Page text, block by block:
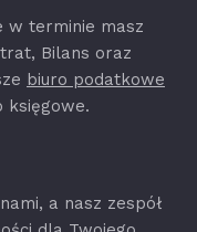
w terminie masz
Bilans oraz
biuro podatkowe
księgowe.
a nasz zespół